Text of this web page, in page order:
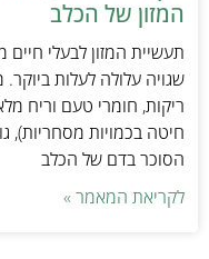
המזון של הכלב
תעשיית המזון לבעלי
שגויה עלולה לעלות
ריקות, חומרי טעם וריח
חיטה בכמויות מסחריות),
הסוכר בדם של הכלב
לקריאת המאמר »